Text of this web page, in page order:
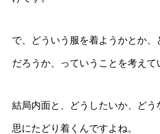
で、どういう服を着ようかとか
だろうか、っていうことを考えて
結局内面と、どうしたいか、ど
思にたどり着くんですよね。